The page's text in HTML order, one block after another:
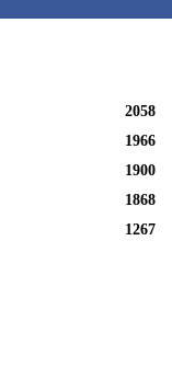
2058
1966
1900
1868
1267